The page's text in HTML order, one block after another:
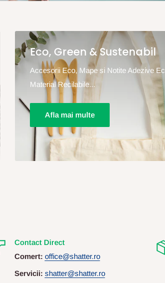
Eco, Green & Sustenabil
Accesorii Eco, Mape si Notite Adezive
Material Recilabile...
Afla mai multe
Contact Direct
Comert: office@shatter.ro
Servicii: shatter@shatter.ro